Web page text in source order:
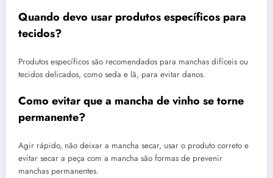
Quando devo usar produtos específicos para
tecidos?
Produtos específicos são recomendados para manchas difíceis ou
tecidos delicados, como seda e lã, para evitar danos.
Como evitar que a mancha de vinho se torne
permanente?
Agir rápido, não deixar a mancha secar, usar o produto correto e
evitar secar a peça com a mancha são formas de prevenir
manchas permanentes.